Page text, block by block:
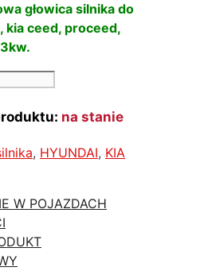
głowica silnika do
kia ceed, proceed,
na stanie
, HYUNDAI, KIA
W POJAZDACH